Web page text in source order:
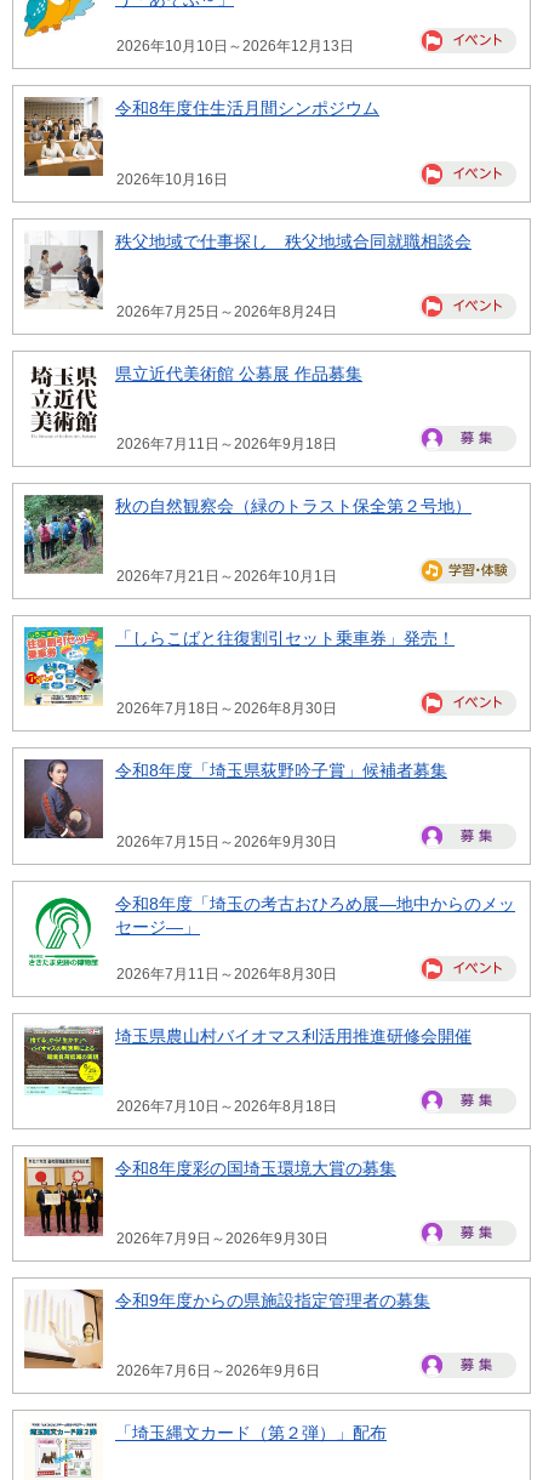
2026年10月10日～2026年12月13日
令和8年度住生活月間シンポジウム
2026年10月16日
秩父地域で仕事探し 秩父地域合同就職相談会
2026年7月25日～2026年8月24日
県立近代美術館 公募展 作品募集
2026年7月11日～2026年9月18日
秋の自然観察会（緑のトラスト保全第２号地）
2026年7月21日～2026年10月1日
「しらこばと往復割引セット乗車券」発売！
2026年7月18日～2026年8月30日
令和8年度「埼玉県荻野吟子賞」候補者募集
2026年7月15日～2026年9月30日
令和8年度「埼玉の考古おひろめ展―地中からのメッ
セージ―」
2026年7月11日～2026年8月30日
埼玉県農山村バイオマス利活用推進研修会開催
2026年7月10日～2026年8月18日
令和8年度彩の国埼玉環境大賞の募集
2026年7月9日～2026年9月30日
令和9年度からの県施設指定管理者の募集
2026年7月6日～2026年9月6日
「埼玉縄文カード（第２弾）」配布